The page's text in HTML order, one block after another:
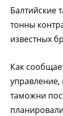
Балтийские
тонны
известных
Как
таможни